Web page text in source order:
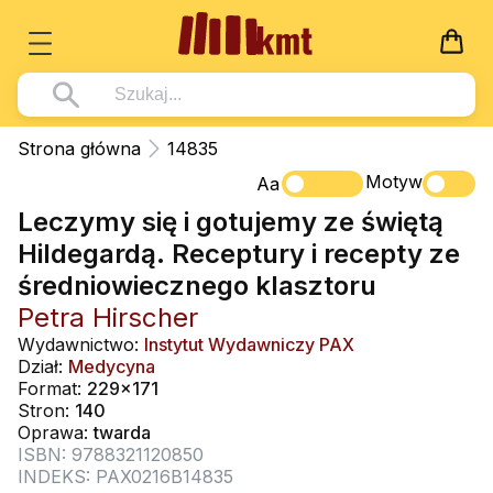
Książki
Wszystko z kategorii - Książki
Pismo Święte
Kościół Katolicki
Duszpasterstwo
Teologia
Życie chrześcijańskie
Duchowość
Literatura piękna
Wszystko z kategorii - Multimedia
DVD
CD-ROM
Muzyka
Rekolekcje i inne na CD
Śpiew i modlitwa
Muzyka klasyczna
Dla Dzieci
Wszystko z kategorii - Dla Dzieci
Literatura (D)
Płyty, DVD (D)
Podręczniki i pomoce dydaktyczne
Podręczniki
Wszystko z kategorii - Podręczniki
Podręczniki i pomoce dydaktyczne
Zabawa i Nauka
Nowości
Zaloguj się
Strona główna
14835
Aa
Motyw
Leczymy się i gotujemy ze świętą
Hildegardą. Receptury i recepty ze
średniowiecznego klasztoru
Petra Hirscher
Wydawnictwo: Instytut Wydawniczy PAX
Dział: Medycyna
Format: 229x171
Stron: 140
Oprawa:twarda
ISBN: 9788321120850
INDEKS: PAX0216B14835